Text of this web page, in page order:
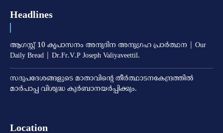
Headlines
ആഗസ്റ്റ് 10 കൃപാസനം അനുദിന അനുഗ്രഹ പ്രാർത്ഥന | Our
Daily Bread | Dr.Fr.V.P Joseph Valiyaveettil.
സദുപദേശങ്ങളുടെ മാതാവിന്റെ തീര്‍ത്ഥാടനകേന്ദ്രത്തില്‍
മാര്‍പാപ്പ വിശുദ്ധ കുര്‍ബാനയര്‍പ്പിക്കും.
Location